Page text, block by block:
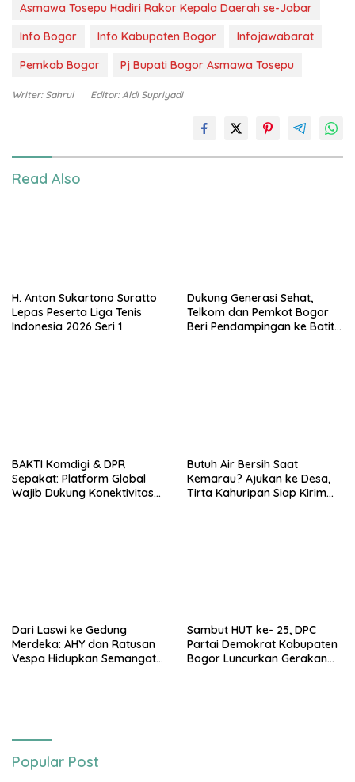
Asmawa Tosepu Hadiri Rakor Kepala Daerah se-Jabar
Info Bogor
Info Kabupaten Bogor
Infojawabarat
Pemkab Bogor
Pj Bupati Bogor Asmawa Tosepu
Writer: Sahrul Editor: Aldi Supriyadi
Read Also
H. Anton Sukartono Suratto
Lepas Peserta Liga Tenis
Indonesia 2026 Seri 1
Dukung Generasi Sehat,
Telkom dan Pemkot Bogor
Beri Pendampingan ke Batita
BAKTI Komdigi & DPR
Sepakat: Platform Global
Wajib Dukung Konektivitas
Butuh Air Bersih Saat
Kemarau? Ajukan ke Desa,
Tirta Kahuripan Siap Kirim
Dari Laswi ke Gedung
Merdeka: AHY dan Ratusan
Vespa Hidupkan Semangat
Sambut HUT ke- 25, DPC
Partai Demokrat Kabupaten
Bogor Luncurkan Gerakan
Popular Post